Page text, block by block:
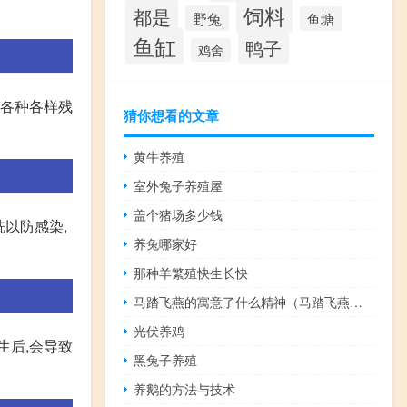
种各样残
防感染,
后,会导致
都是 野兔 饲料 鱼塘
鱼缸 鸡舍 鸭子
猜你想看的文章
黄牛养殖
室外兔子养殖屋
盖个猪场多少钱
养兔哪家好
那种羊繁殖快生长快
马踏飞燕的寓意了什么精神（马踏飞燕的寓意）
光伏养鸡
黑兔子养殖
养鹅的方法与技术